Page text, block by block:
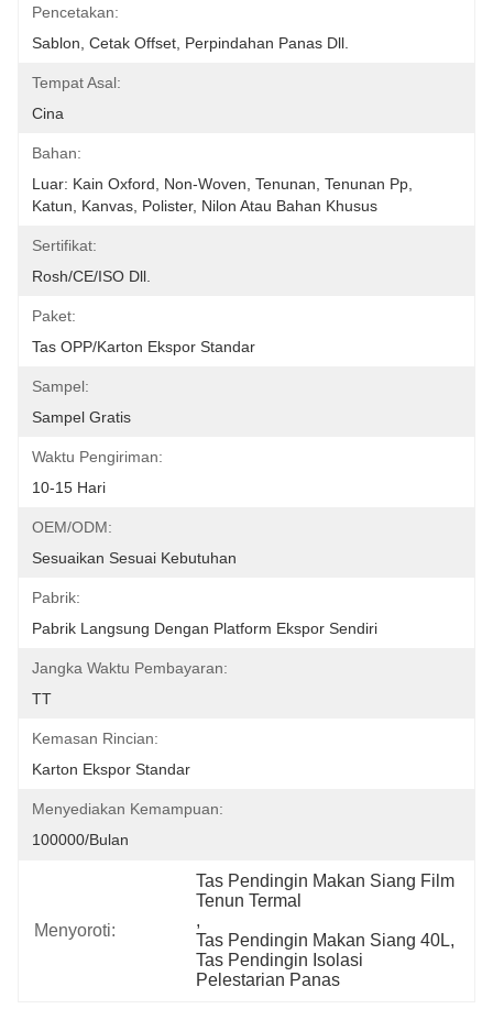
Pencetakan:
Sablon, Cetak Offset, Perpindahan Panas Dll.
Tempat Asal:
Cina
Bahan:
Luar: Kain Oxford, Non-Woven, Tenunan, Tenunan Pp,
Katun, Kanvas, Polister, Nilon Atau Bahan Khusus
Sertifikat:
Rosh/CE/ISO Dll.
Paket:
Tas OPP/karton Ekspor Standar
Sampel:
Sampel Gratis
Waktu Pengiriman:
10-15 Hari
OEM/ODM:
Sesuaikan Sesuai Kebutuhan
Pabrik:
Pabrik Langsung Dengan Platform Ekspor Sendiri
Jangka Waktu Pembayaran:
TT
Kemasan Rincian:
Karton Ekspor Standar
Menyediakan Kemampuan:
100000/bulan
Menyoroti:
Tas Pendingin Makan Siang Film
Tenun Termal
,
Tas Pendingin Makan Siang 40L
Tas Pendingin Isolasi
Pelestarian Panas